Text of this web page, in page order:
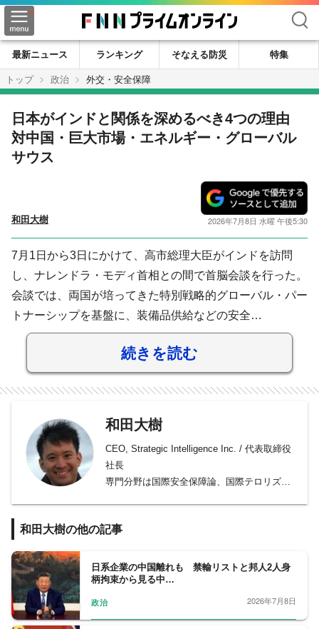
検索
最新ニュース ランキング そなえる防災
特集
トップ
政治 外交・安全保障
日本がインドと関係を深めるべき4つの理由
対中国・巨大市場・エネルギー・グローバル
サウス
和田大樹 2026年7月8日 水曜 午後5:30
7月1日から3日にかけて、高市総理大臣がインドを訪問
し、ナレンドラ・モディ首相との間で首脳会談を行った。
会談では、両国が培ってきた特別戦略的グローバル・パー
トナーシップを基盤に、装備品供給などの安全…
続きを読む
和田大樹
CEO, Strategic Intelligence Inc. / 代表取締役
社長
専門分野は国際安全保障論、国際テロリズム
師を兼務。また、国内外の企業に対して地政
ンス会社の代表を務める。
和田大樹の他の記事
日系企業の中国離れも 禁輸リストと邦人2人身
柄拘束から見る中…
政治 2026年7月8日